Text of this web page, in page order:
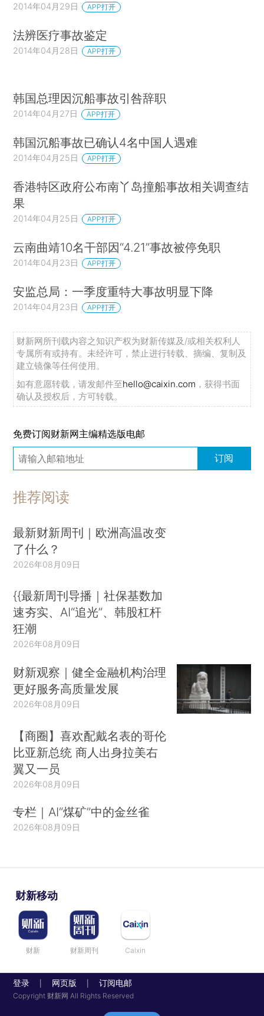
2014年04月29日 APP打开
法辨医疗事故鉴定
2014年04月28日 APP打开
韩国总理因沉船事故引咎辞职
2014年04月27日 APP打开
韩国沉船事故已确认4名中国人遇难
2014年04月25日 APP打开
香港特区政府公布南丫岛撞船事故相关调查结
果
2014年04月25日 APP打开
云南曲靖10名干部因“4.21”事故被停免职
2014年04月23日 APP打开
安监总局：一季度重特大事故明显下降
2014年04月23日 APP打开
财新网所刊载内容之知识产权为财新传媒及/或相关权利人
专属所有或持有。未经许可，禁止进行转载、摘编、复制及
建立镜像等任何使用。
如有意愿转载，请发邮件至hello@caixin.com ，获得书面
确认及授权后，方可转载。
免费订阅财新网主编精选版电邮
订阅
推荐阅读
最新财新周刊｜欧洲高温改变
了什么？
2026年08月09日
{{最新周刊导播｜社保基数加
速夯实、AI“追光”、韩股杠杆
狂潮
2026年08月09日
财新观察｜健全金融机构治理
更好服务高质量发展
2026年08月09日
【商圈】喜欢配戴名表的哥伦
比亚新总统 商人出身拉美右
翼又一员
2026年08月09日
专栏｜AI“煤矿”中的金丝雀
2026年08月09日
财新移动
财新 财新周刊 Caixin
登录 网页版 订阅电邮
Copyright 财新网 All Rights Reserved